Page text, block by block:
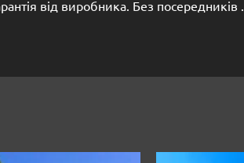
від виробника. Без посередників .